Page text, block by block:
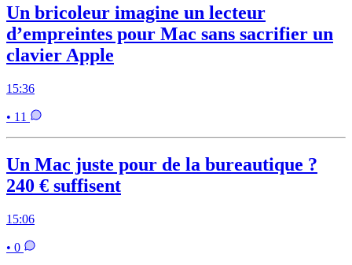
Un bricoleur imagine un lecteur
d’empreintes pour Mac sans sacrifier un
clavier Apple
15:36
• 11
Un Mac juste pour de la bureautique ?
240 € suffisent
15:06
• 0